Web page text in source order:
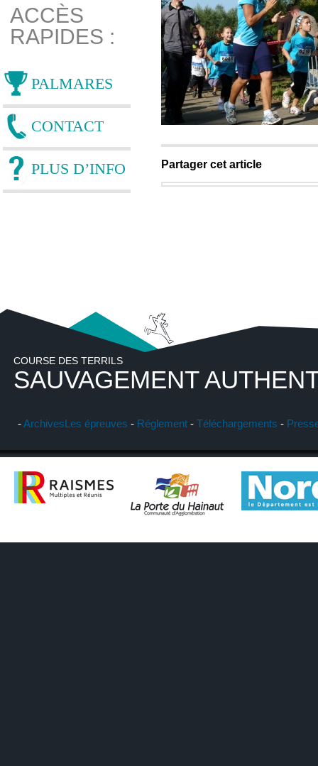
ACCÈS
RAPIDES :
PALMARES
CONTACT
PLUS D’INFO Partager cet article
COURSE DES TERRILS
SAUVAGEMENT
-ArchivesLes épreuves - Réglement - Téléchargements -